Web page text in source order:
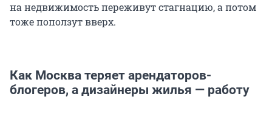
на недвижимость переживут стагнацию, а потом
тоже поползут вверх.
Как Москва теряет арендаторов-
блогеров, а дизайнеры жилья — работу